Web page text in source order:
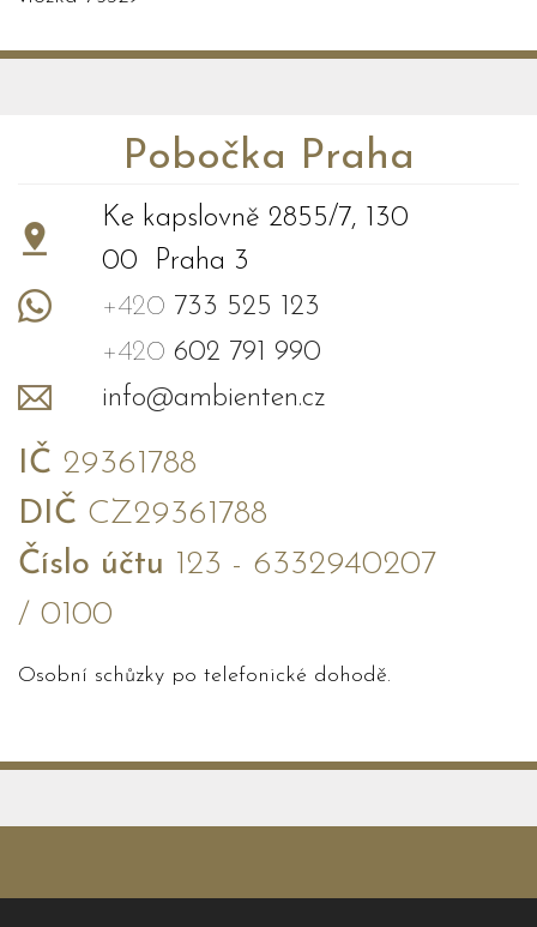
Pobočka Praha
Ke kapslovně 2855/7, 130
00 Praha 3
+420 733 525 123
+420 602 791 990
info@ambienten.cz
IČ 29361788
DIČ CZ29361788
Číslo účtu 123 - 6332940207
/ 0100
Osobní schůzky po telefonické dohodě.